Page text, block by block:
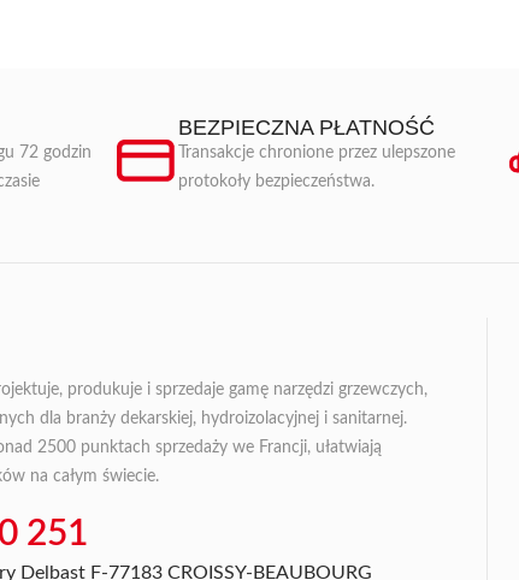
72 godzin
BEZPIECZNA PŁATNOŚĆ
Transakcje chronione przez ulepszone
protokoły bezpieczeństwa.
produkuje i sprzedaje gamę narzędzi grzewczych,
dla branży dekarskiej, hydroizolacyjnej i sanitarnej.
2500 punktach sprzedaży we Francji, ułatwiają
na całym świecie.
251
Delbast F-77183 CROISSY-BEAUBOURG